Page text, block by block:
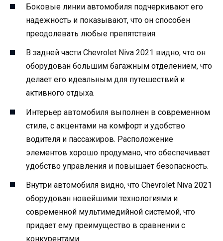
Боковые линии автомобиля подчеркивают его
надежность и показывают, что он способен
преодолевать любые препятствия.
В задней части Chevrolet Niva 2021 видно, что он
оборудован большим багажным отделением, что
делает его идеальным для путешествий и
активного отдыха.
Интерьер автомобиля выполнен в современном
стиле, с акцентами на комфорт и удобство
водителя и пассажиров. Расположение
элементов хорошо продумано, что обеспечивает
удобство управления и повышает безопасность.
Внутри автомобиля видно, что Chevrolet Niva 2021
оборудован новейшими технологиями и
современной мультимедийной системой, что
придает ему преимущество в сравнении с
конкурентами.